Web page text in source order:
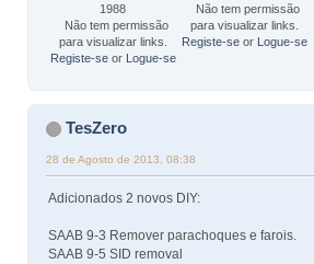
1988
Não tem permissão
para visualizar links.
Registe-seor Logue-se
Não tem permissão
para visualizar links.
Registe-se or Logue-se
TesZero
28 de Agosto de 2013, 08:38
Adicionados 2 novos DIY:
SAAB 9-3 Remover parachoques e farois.
SAAB 9-5 SID removal